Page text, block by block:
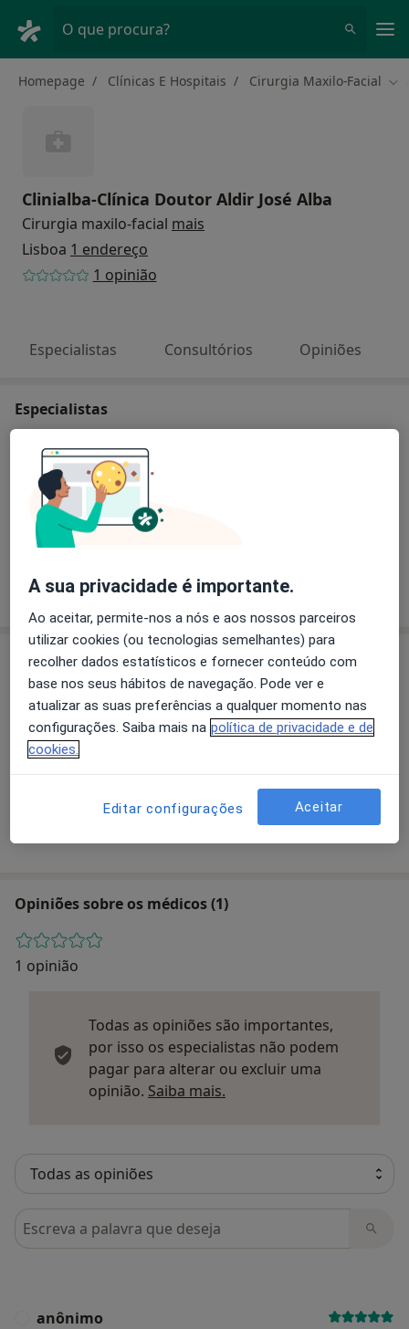
O que procura?
Homepage Clínicas E Hospitais Cirurgia Maxilo-Facial
Clinialba-Clínica Doutor Aldir José Alba
Cirurgia maxilo-facial mais
Lisboa 1 endereço
1 opinião
Especialistas Consultórios Opiniões
Especialistas
Cirurgião maxilo-facial
Dra. Alba Vinício-Cirurgia Plástica
1 opinião
Consultório
Ampliar o mapa
Clinialba-Clínica Doutor Aldir José Alba
Opiniões sobre os médicos (1)
1 opinião
Todas as opiniões são importantes,
por isso os especialistas não podem
pagar para alterar ou excluir uma
opinião. Saiba mais.
Pesquisar em opiniões
anônimo
A sua privacidade é importante.
Ao aceitar, permite-nos a nós e aos nossos parceiros
utilizar cookies (ou tecnologias semelhantes) para
recolher dados estatísticos e fornecer conteúdo com
base nos seus hábitos de navegação. Pode ver e
atualizar as suas preferências a qualquer momento nas
configurações. Saiba mais na política de privacidade e de
cookies.
Editar configurações Aceitar